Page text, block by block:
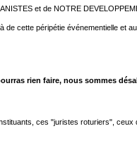
et de NOTRE
cette péripétie événementielle
rien faire, nous sommes
ces "juristes roturiers",